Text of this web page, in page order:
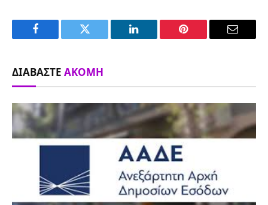
Facebook Twitter LinkedIn Pinterest Email
ΔΙΑΒΆΣΤΕ ΑΚΌΜΗ